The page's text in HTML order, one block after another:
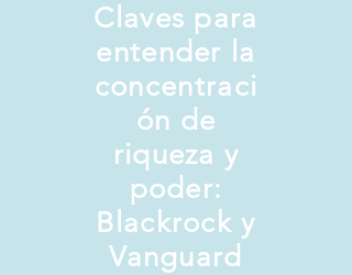
Claves para
entender la
concentraci
ón de
riqueza y
poder:
Blackrock y
Vanguard